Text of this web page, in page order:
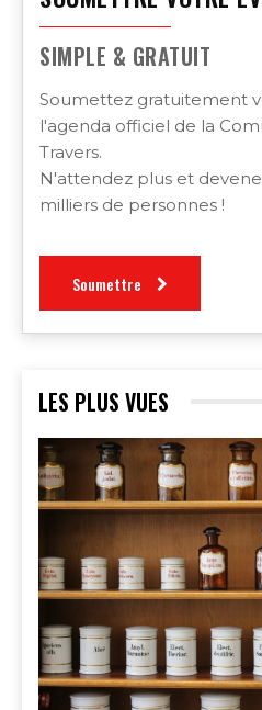
SIMPLE & GRATUIT
Soumettez gratuitement
l'agenda officiel de la
Travers.
N'attendez plus et
milliers de personnes !
Soumettre
LES PLUS VUES